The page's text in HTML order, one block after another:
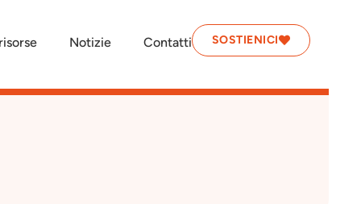
Notizie Contatti SOSTIENICI